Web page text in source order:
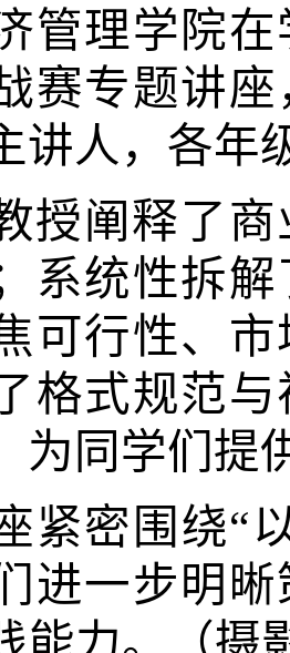
管理学院
赛专题讲座
讲人 ， 各年
授阐释了
系统性拆
可行性、
格式规范
为 同学们 提
紧密围绕“
进一步明晰